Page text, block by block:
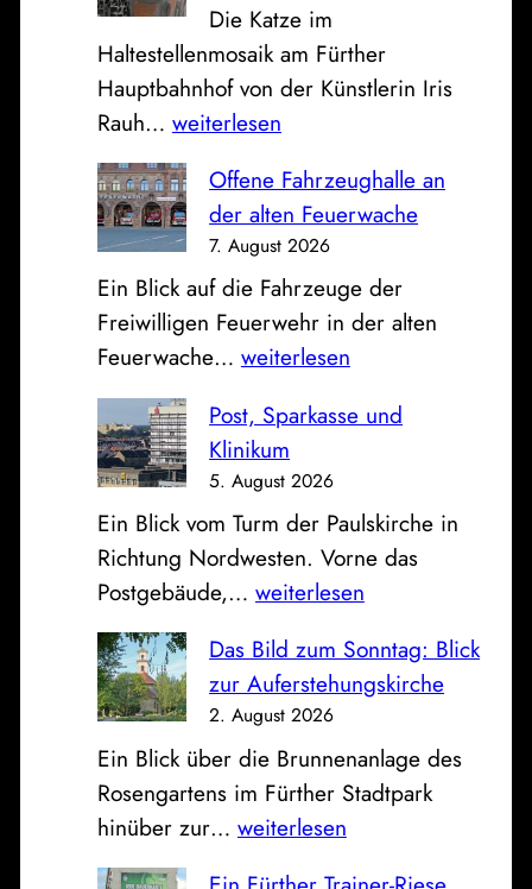
Die Katze im
Haltestellenmosaik am Fürther
Hauptbahnhof von der Künstlerin Iris
Rauh… D
i
e
K
a
t
z
v
o
m
B
h
n
h
o
f
weiterlesen
Offene Fahrzeughalle an
der alten Feuerwache
7. August 2026
Ein Blick auf die Fahrzeuge der
Freiwilligen Feuerwehr in der alten
Feuerwache… O
f
e
n
e
F
a
r
z
u
g
h
a
weiterlesen
Post, Sparkasse und
Klinikum
5. August 2026
Ein Blick vom Turm der Paulskirche in
Richtung Nordwesten. Vorne das
Postgebäude,… P
s
t
,
S
p
a
weiterlesen
Das Bild zum Sonntag: Blick
zur Auferstehungskirche
2. August 2026
Ein Blick über die Brunnenanlage des
Rosengartens im Fürther Stadtpark
hinüber zur… D
weiterlesen